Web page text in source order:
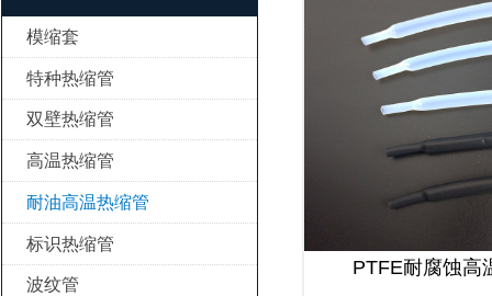
模缩套
特种热缩管
双壁热缩管
高温热缩管
耐油高温热缩管
标识热缩管
波纹管
PTFE耐腐蚀高